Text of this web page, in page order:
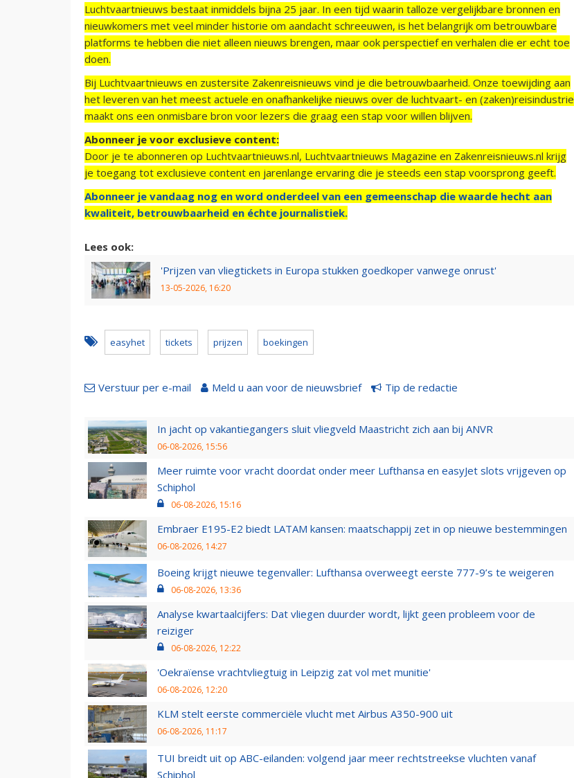
Luchtvaartnieuws bestaat inmiddels bijna 25 jaar. In een tijd waarin talloze vergelijkbare bronnen en
nieuwkomers met veel minder historie om aandacht schreeuwen, is het belangrijk om betrouwbare
platforms te hebben die niet alleen nieuws brengen, maar ook perspectief en verhalen die er echt toe
doen.
Bij Luchtvaartnieuws en zustersite Zakenreisnieuws vind je die betrouwbaarheid. Onze toewijding aan
het leveren van het meest actuele en onafhankelijke nieuws over de luchtvaart- en (zaken)reisindustrie
maakt ons een onmisbare bron voor lezers die graag een stap voor willen blijven.
Abonneer je voor exclusieve content:
Door je te abonneren op Luchtvaartnieuws.nl, Luchtvaartnieuws Magazine en Zakenreisnieuws.nl krijg
je toegang tot exclusieve content en jarenlange ervaring die je steeds een stap voorsprong geeft.
Abonneer je vandaag nog en word onderdeel van een gemeenschap die waarde hecht aan
kwaliteit, betrouwbaarheid en échte journalistiek.
Lees ook:
'Prijzen van vliegtickets in Europa stukken goedkoper vanwege onrust'
13-05-2026, 16:20
easyhet tickets prijzen boekingen
Verstuur per e-mail Meld u aan voor de nieuwsbrief Tip de redactie
In jacht op vakantiegangers sluit vliegveld Maastricht zich aan bij ANVR
06-08-2026, 15:56
Meer ruimte voor vracht doordat onder meer Lufthansa en easyJet slots vrijgeven op
Schiphol
06-08-2026, 15:16
Embraer E195-E2 biedt LATAM kansen: maatschappij zet in op nieuwe bestemmingen
06-08-2026, 14:27
Boeing krijgt nieuwe tegenvaller: Lufthansa overweegt eerste 777-9’s te weigeren
06-08-2026, 13:36
Analyse kwartaalcijfers: Dat vliegen duurder wordt, lijkt geen probleem voor de
reiziger
06-08-2026, 12:22
'Oekraïense vrachtvliegtuig in Leipzig zat vol met munitie'
06-08-2026, 12:20
KLM stelt eerste commerciële vlucht met Airbus A350-900 uit
06-08-2026, 11:17
TUI breidt uit op ABC-eilanden: volgend jaar meer rechtstreekse vluchten vanaf
Schiphol